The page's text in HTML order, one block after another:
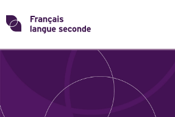
Skip
toTransformons
THÈMES